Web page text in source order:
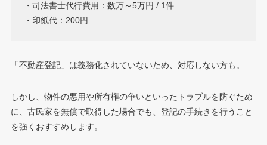
・司法書士代行費用：数万～5万円 / 1件
・印紙代：200円
「不動産登記」は義務化されていないため、対応しない方も。
しかし、物件の悪用や所有権の争いといったトラブルを防ぐため
に、古民家を無償で取得した場合でも、登記の手続きを行うこと
を強くおすすめします。